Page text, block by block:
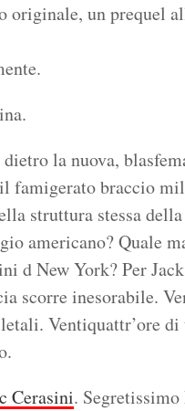
originale, un prequel
la nuova,
famigerato braccio
struttura stessa
americano? Quale
d New York? Per
scorre inesorabile.
Ventiquattr’ore
Cerasini. Segretissimo